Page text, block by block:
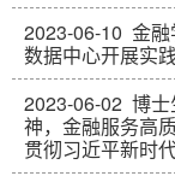
2023-06-10 金
数据中心开展实
2023-06-02 博士
神，金融服务高
贯彻习近平新时